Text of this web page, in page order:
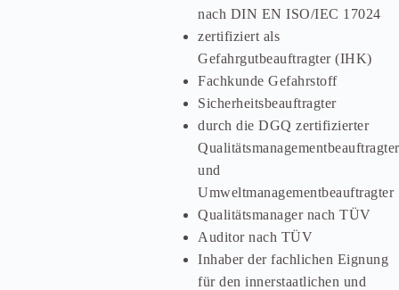
nach DIN EN ISO/IEC 17024
zertifiziert als
Gefahrgutbeauftragter (IHK)
Fachkunde Gefahrstoff
Sicherheitsbeauftragter
durch die DGQ zertifizierter
Qualitätsmanagementbeauftragter
und
Umweltmanagementbeauftragter
Qualitätsmanager nach TÜV
Auditor nach TÜV
Inhaber der fachlichen Eignung
für den innerstaatlichen und